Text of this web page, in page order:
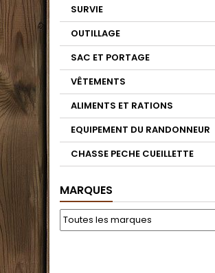
SURVIE
OUTILLAGE
SAC ET PORTAGE
VÊTEMENTS
ALIMENTS ET RATIONS
EQUIPEMENT DU RANDONNEUR
CHASSE PECHE CUEILLETTE
MARQUES